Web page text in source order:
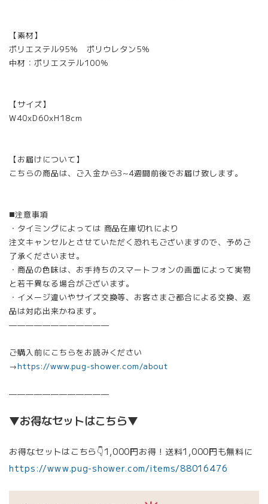
【素材】
ポリエステル95％ ポリウレタン5％
中材：ポリエステル100％
【サイズ】
W40xD60xH18cm
【お届けについて】
こちらの商品は、ご入金から3~4週間前後でお届け致します。
◼️注意事項
・タイミングによっては 商品在庫切れにより
注文キャンセルとさせていただく恐れもございますので、予めご
了承くださいませ。
・商品の色味は、お手持ちのスマートフォンの画面によって実物
と若干異なる場合がございます。
・イメージ違いやサイズ交換等、お客さまご都合による交換、返
品は対応出来かねます。
————————————
ご購入前にこちらをお読みください
→https://www.pug-shower.com/about
————————————
▼お得なセットはこちら▼
お得なセットはこちら👇1,000円お得！送料1,000円も無料に
https://www.pug-shower.com/items/88016476